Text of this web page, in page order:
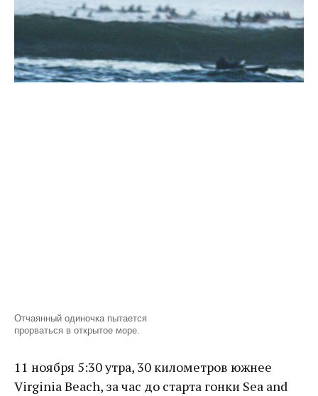
Отчаянный одиночка пытается
прорваться в открытое море.
11 ноября 5:30 утра, 30 километров южнее
Virginia Beach, за час до старта гонки Sea and